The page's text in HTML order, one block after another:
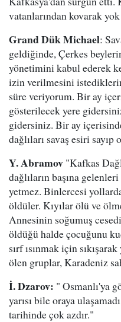
vatanlarından kovarak
Grand Dük Michael:
geldiğinde, Çerkes
yönetimini kabul ederek
izin verilmesini
süre veriyorum. Bir ay
gösterilecek yere
gidersiniz. Bir ay
dağlıları savaş esiri
Y. Abramov "Kafkas
dağlıların başına
yetmez. Binlercesi
öldüler. Kıyılar ölü ve
Annesinin soğumuş
öldüğü halde çocuğunu
sırf ısınmak için
ölen gruplar, Karadeniz
İ. Dzarov: " Osmanlı'ya
yarısı bile oraya
tarihinde çok azdır."